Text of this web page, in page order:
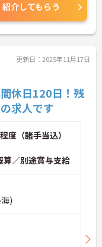
紹介してもらう
更新日：2025年11月17日
休日120日！残
求人です
程度（諸手当込）
算／別途賞与支給
)